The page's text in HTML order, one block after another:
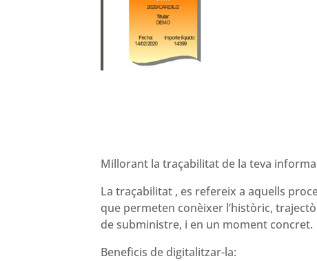
Millorant la traçabilitat de la teva
La traçabilitat , es refereix a aquells
que permeten conèixer l’històric,
de subministre, i en un moment concret.
Beneficis de digitalitzar-la: